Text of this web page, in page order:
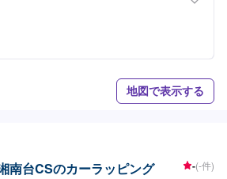
地図で表示する
南台CSのカーラッピング -(-件)